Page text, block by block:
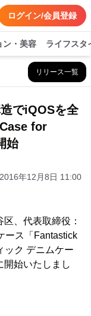
ログイン/会員登録
ン・美容 ライフスタ
リリース一覧
でiQOSを全
for
始
2016年12月8日 11:00
、代表取締役：
ース「Fantastick
ック デニムケー
開始いたしまし